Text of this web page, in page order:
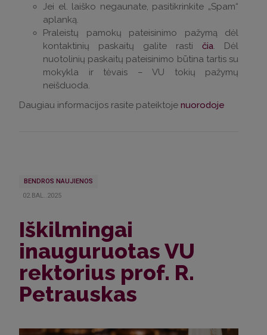
Jei el. laiško negaunate, pasitikrinkite „Spam“
aplanką.
Praleistų pamokų pateisinimo pažymą dėl
kontaktinių paskaitų galite rasti čia . Dėl
nuotolinių paskaitų pateisinimo būtina tartis su
mokykla ir tėvais – VU tokių pažymų
neišduoda.
Daugiau informacijos rasite pateiktoje nuorodoje
BENDROS NAUJIENOS
02.BAL..2025
Iškilmingai
inauguruotas VU
rektorius prof. R.
Petrauskas